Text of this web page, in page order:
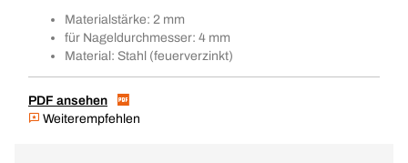
Materialstärke: 2 mm
für Nageldurchmesser: 4 mm
Material: Stahl (feuerverzinkt)
PDF ansehen
Weiterempfehlen